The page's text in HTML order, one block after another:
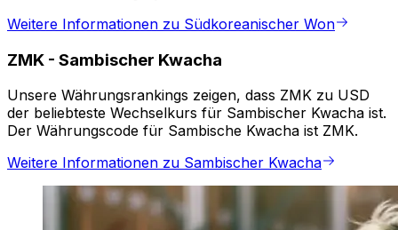
Weitere Informationen zu Südkoreanischer Won
ZMK - Sambischer Kwacha
Unsere Währungsrankings zeigen, dass ZMK zu USD
der beliebteste Wechselkurs für Sambischer Kwacha ist.
Der Währungscode für Sambische Kwacha ist ZMK.
Weitere Informationen zu Sambischer Kwacha